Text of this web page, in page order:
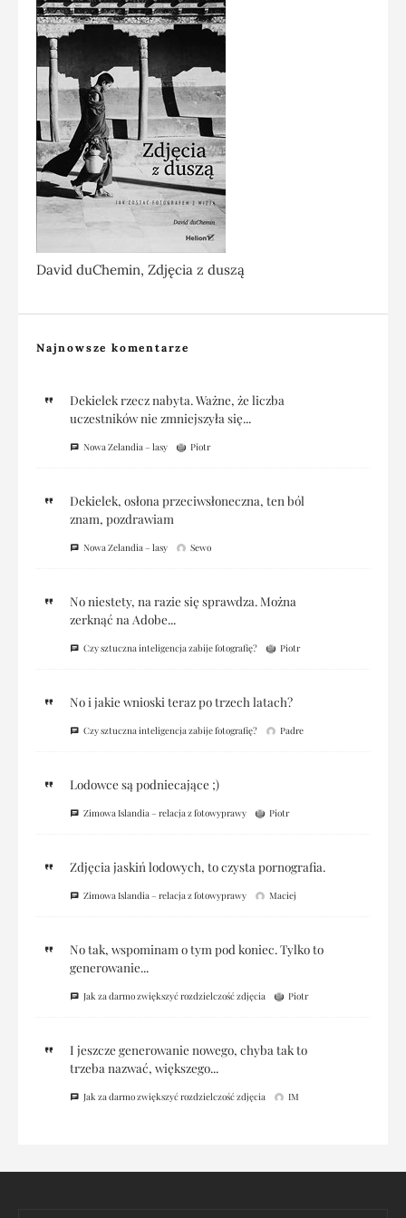
David duChemin, Zdjęcia z duszą
Najnowsze komentarze
Dekielek rzecz nabyta. Ważne, że liczba
uczestników nie zmniejszyła się...
Nowa Zelandia – lasy Piotr
Dekielek, osłona przeciwsłoneczna, ten ból
znam, pozdrawiam
Nowa Zelandia – lasy Sewo
No niestety, na razie się sprawdza. Można
zerknąć na Adobe...
Czy sztuczna inteligencja zabije fotografię? Piotr
No i jakie wnioski teraz po trzech latach?
Czy sztuczna inteligencja zabije fotografię? Padre
Lodowce są podniecające ;)
Zimowa Islandia – relacja z fotowyprawy Piotr
Zdjęcia jaskiń lodowych, to czysta pornografia.
Zimowa Islandia – relacja z fotowyprawy Maciej
No tak, wspominam o tym pod koniec. Tylko to
generowanie...
Jak za darmo zwiększyć rozdzielczość zdjęcia Piotr
I jeszcze generowanie nowego, chyba tak to
trzeba nazwać, większego...
Jak za darmo zwiększyć rozdzielczość zdjęcia IM